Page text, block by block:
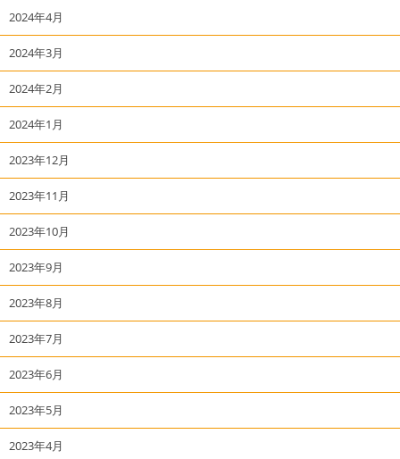
2024年4月
2024年3月
2024年2月
2024年1月
2023年12月
2023年11月
2023年10月
2023年9月
2023年8月
2023年7月
2023年6月
2023年5月
2023年4月